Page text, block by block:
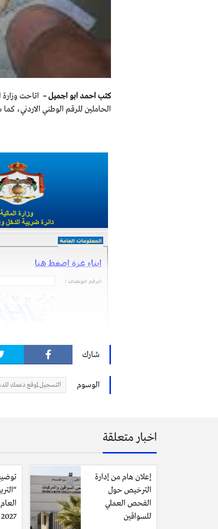
كتب احمد ابو اجميل – اتاحت
الحاملين للرقم الوطني الاردني،
شارك
الوسوم التسجيل لموقع دعمك
اخبار متعلقة
إعلان هام من إدارة
الترخيص حول
الفحص العملي
للسواقين
2027 وحقيقة تأجيله